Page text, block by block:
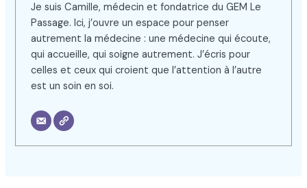
Je suis Camille, médecin et fondatrice du GEM Le
Passage. Ici, j’ouvre un espace pour penser
autrement la médecine : une médecine qui écoute,
qui accueille, qui soigne autrement. J’écris pour
celles et ceux qui croient que l’attention à l’autre
est un soin en soi.